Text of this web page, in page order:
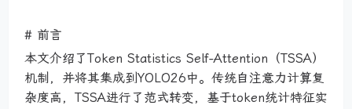
# 前言
本文介绍了Token Statistics Self-Attention（TSSA）
机制，并将其集成到YOLO26中。传统自注意力计算复
杂度高，TSSA进行了范式转变，基于token统计特征实